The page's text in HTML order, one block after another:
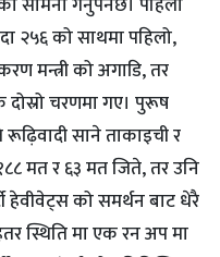
२५६ को साथमा पहिलो,
मन्त्री को अगाडि, तर
चरणमा गए। पुरूष
रूढ़िवादी साने ताकाइची र
मत र ६३ मत जिते, तर उनि
हेवीवेट्स को समर्थन बाट धेरै
स्थिति मा एक रन अप मा